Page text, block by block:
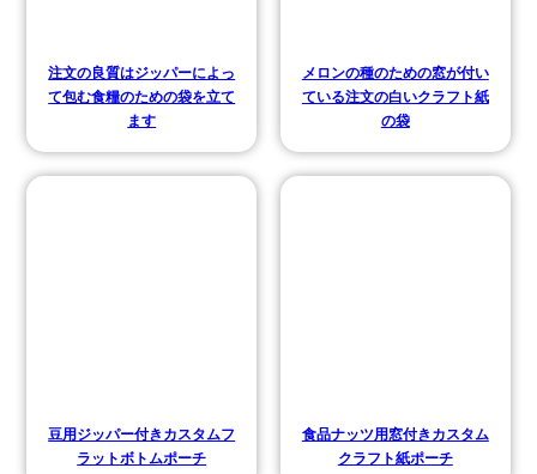
注文の良質はジッパーによっ
て包む食糧のための袋を立て
ます
メロンの種のための窓が付い
ている注文の白いクラフト紙
の袋
豆用ジッパー付きカスタムフ
ラットボトムポーチ
食品ナッツ用窓付きカスタム
クラフト紙ポーチ